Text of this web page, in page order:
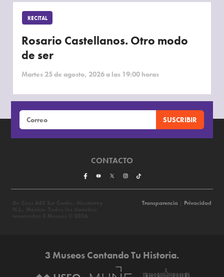
RECITAL
Rosario Castellanos. Otro modo
de ser
Martes 25 de agosto, 2026 a las 19:00 horas
CONTACTO
Transparencia Privacidad
3 Museos Contando Tu Historia.